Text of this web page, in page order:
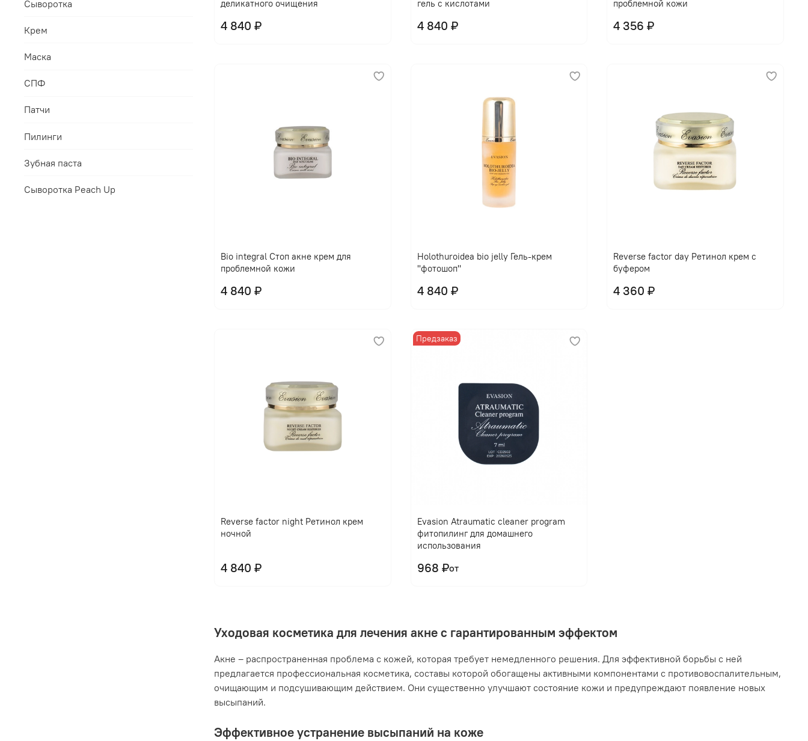
деликатного очищения
4 840 ₽
гель с кислотами
4 840 ₽
проблемной кожи
4 356 ₽
Bio integral Стоп акне крем для
проблемной кожи
4 840 ₽
Holothuroidea bio jelly Гель-крем
"фотошоп"
4 840 ₽
Reverse factor day Ретинол крем с
буфером
4 360 ₽
Reverse factor night Ретинол крем
ночной
4 840 ₽
Предзаказ
Evasion Atraumatic cleaner program
фитопилинг для домашнего
использования
от
968 ₽
Уходовая косметика для лечения акне с гарантированным эффектом
Акне – распространенная проблема с кожей, которая требует немедленного решения. Для эффективной борьбы с ней
предлагается профессиональная косметика, составы которой обогащены активными компонентами с противовоспалительным,
очищающим и подсушивающим действием. Они существенно улучшают состояние кожи и предупреждают появление новых
высыпаний.
Эффективное устранение высыпаний на коже
Сыворотка
Крем
Маска
СПФ
Патчи
Пилинги
Зубная паста
Сыворотка Peach Up